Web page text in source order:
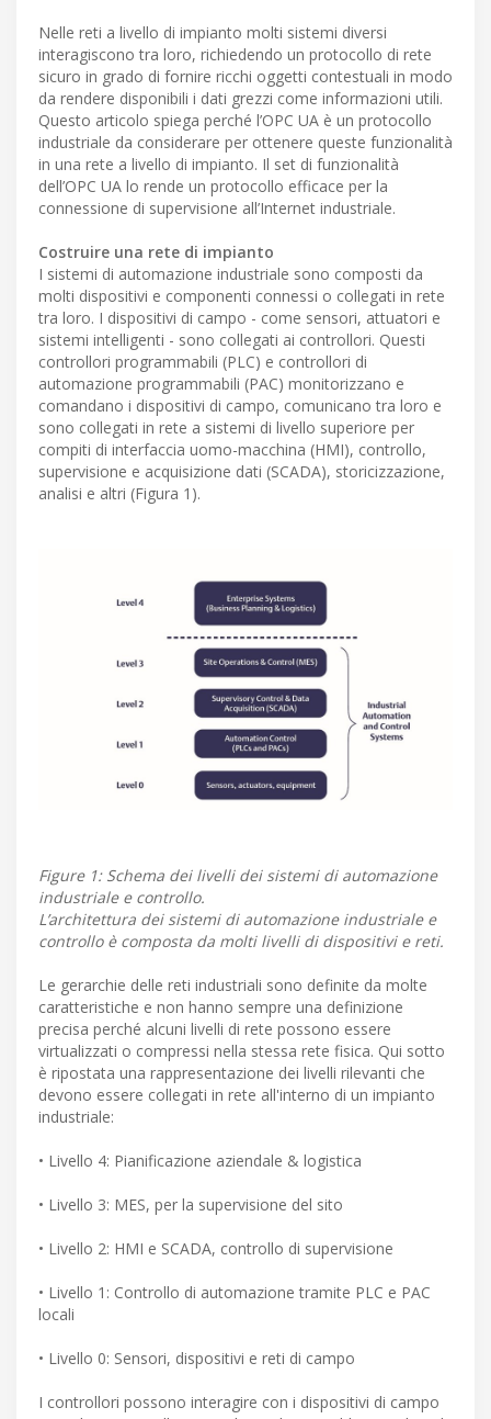
Nelle reti a livello di impianto molti sistemi diversi
interagiscono tra loro, richiedendo un protocollo di rete
sicuro in grado di fornire ricchi oggetti contestuali in modo
da rendere disponibili i dati grezzi come informazioni utili.
Questo articolo spiega perché l’OPC UA è un protocollo
industriale da considerare per ottenere queste funzionalità
in una rete a livello di impianto. Il set di funzionalità
dell’OPC UA lo rende un protocollo efficace per la
connessione di supervisione all’Internet industriale.
Costruire una rete di impianto
I sistemi di automazione industriale sono composti da
molti dispositivi e componenti connessi o collegati in rete
tra loro. I dispositivi di campo - come sensori, attuatori e
sistemi intelligenti - sono collegati ai controllori. Questi
controllori programmabili (PLC) e controllori di
automazione programmabili (PAC) monitorizzano e
comandano i dispositivi di campo, comunicano tra loro e
sono collegati in rete a sistemi di livello superiore per
compiti di interfaccia uomo-macchina (HMI), controllo,
supervisione e acquisizione dati (SCADA), storicizzazione,
analisi e altri (Figura 1).
Figure 1: Schema dei livelli dei sistemi di automazione
industriale e controllo.
L’architettura dei sistemi di automazione industriale e
controllo è composta da molti livelli di dispositivi e reti.
Le gerarchie delle reti industriali sono definite da molte
caratteristiche e non hanno sempre una definizione
precisa perché alcuni livelli di rete possono essere
virtualizzati o compressi nella stessa rete fisica. Qui sotto
è ripostata una rappresentazione dei livelli rilevanti che
devono essere collegati in rete all'interno di un impianto
industriale:
• Livello 4: Pianificazione aziendale & logistica
• Livello 3: MES, per la supervisione del sito
• Livello 2: HMI e SCADA, controllo di supervisione
• Livello 1: Controllo di automazione tramite PLC e PAC
locali
• Livello 0: Sensori, dispositivi e reti di campo
I controllori possono interagire con i dispositivi di campo